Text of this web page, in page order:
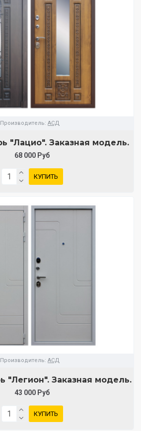
Производитель: АСД
"Лацио". Заказная модель.
68 000 Руб
КУПИТЬ
Производитель: АСД
"Легион". Заказная модель.
43 000 Руб
КУПИТЬ